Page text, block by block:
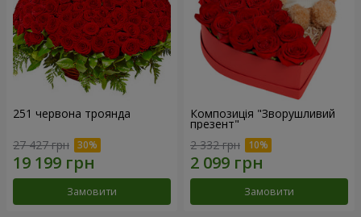
251 червона троянда
27 427 грн
Замовити
Композиція "Зворушливий
презент"
2 332 грн
Замовити